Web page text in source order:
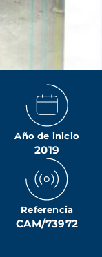
Año de inicio
2019
Referencia
CAM/73972